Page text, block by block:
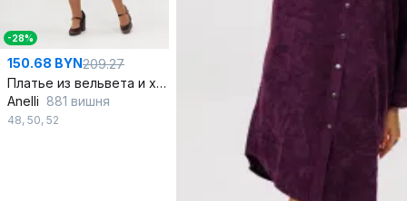
-28%
150.68 BYN209.27
Платье из вельвета и хлопка, длина ниже колена с карманами
Anelli 881 вишня
48, 50, 52